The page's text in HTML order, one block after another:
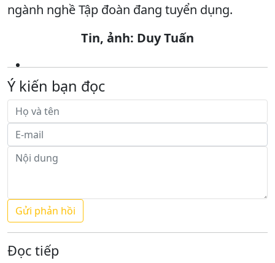
ngành nghề Tập đoàn đang tuyển dụng.
Tin, ảnh: Duy Tuấn
Ý kiến bạn đọc
Đọc tiếp